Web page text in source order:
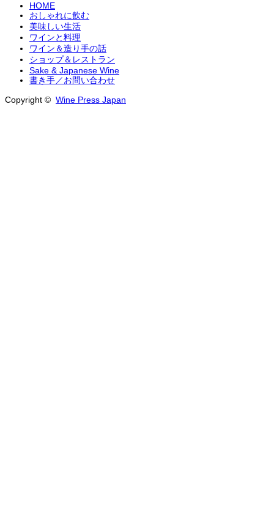
HOME
おしゃれに飲む
美味しい生活
ワインと料理
ワイン＆造り手の話
ショップ＆レストラン
Sake & Japanese Wine
書き手／お問い合わせ
Copyright © Wine Press Japan